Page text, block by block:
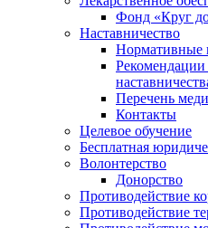
Фонд «Круг
Наставничество
Нормативные
Перечень
Контакты
Целевое обучение
Бесплатная
Волонтерство
Донорство
Противодействие
Противодействие